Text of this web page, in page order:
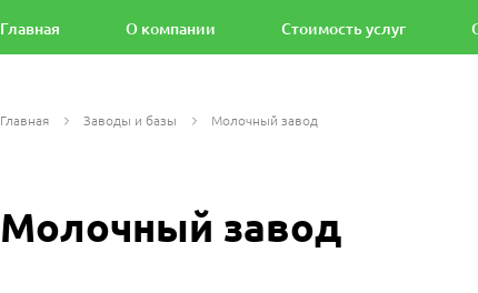
Главная О компании Стоимость услуг
Главная Заводы и базы Молочный завод
Молочный завод